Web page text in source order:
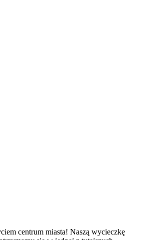
centrum miasta! Naszą wycieczkę